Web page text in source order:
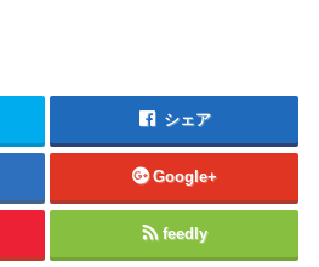
シェア
Google+
feedly